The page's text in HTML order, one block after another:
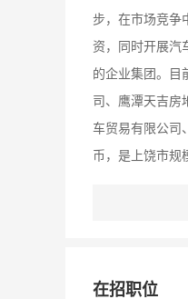
步，在市场竞争
资，同时开展汽
的企业集团。目
司、鹰潭天吉房
车贸易有限公司
币，是上饶市规
元，累计开发
理服务、信息咨
在招职位